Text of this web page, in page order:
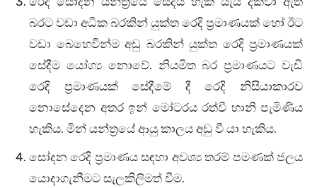
බරට වඩා අධික බරකින් යුක්‌ත රෙදි ප්‍රමාණයක්‌ හෝ ඊට
වඩා බෙහෙවින්ම අඩු බරකින් යුක්‌ත රෙදි ප්‍රමාණයක්‌
සේදීම යෝග්‍ය නොවේ. නියමිත බර ප්‍රමාණයට වැඩි
රෙදි ප්‍රමාණයක්‌ සේදීමේ දී රෙදි නිසියාකාරව
නොසේදෙන අතර ඉන් මෝටරය රත්වී හානි පැමිණිය
හැකිය. මින් යන්ත්‍රයේ ආයු කාලය අඩු වී යා හැකිය.
සෝදන රෙදි ප්‍රමාණය සඳහා අවශ්‍ය තරම් පමණක් ජලය
යොදාගැනීමට සැලකිලිමත් වීම.